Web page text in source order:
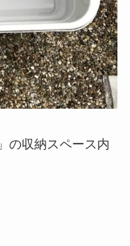
」の収納スペース内